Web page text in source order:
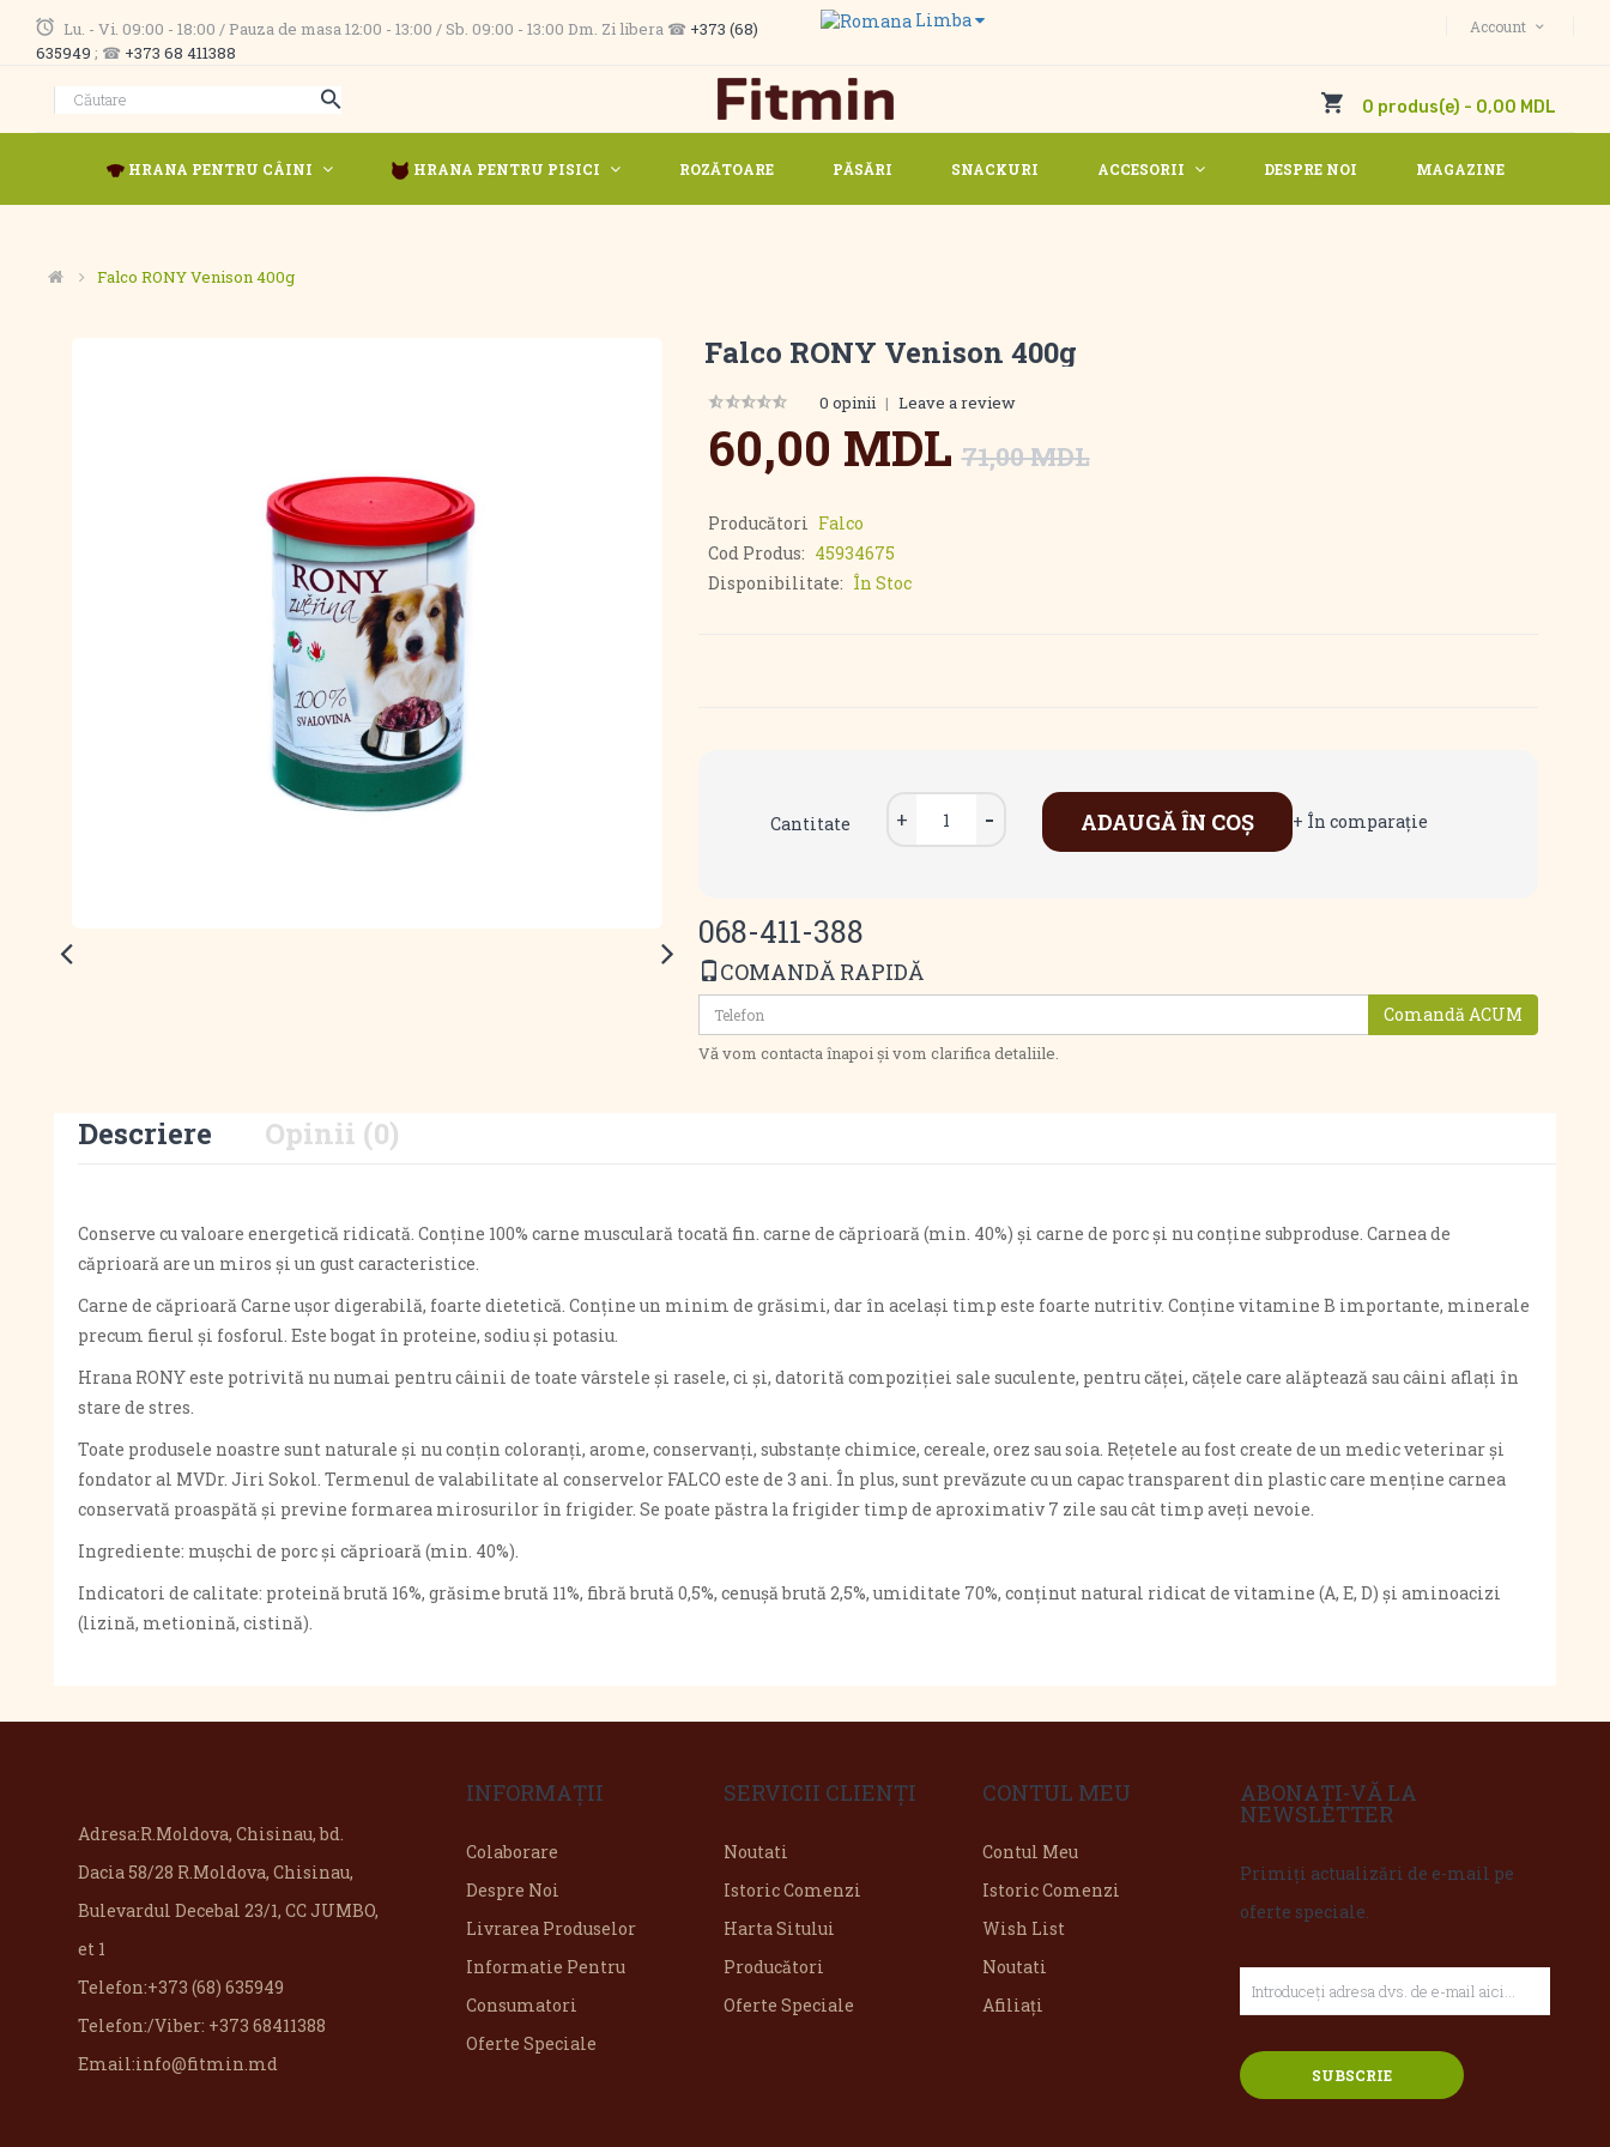
Lu. - Vi. 09:00 - 18:00 / Pauza de masa 12:00 - 13:00 / Sb. 09:00 - 13:00 Dm. Zi libera ☎ +373 (68)
635949 ; ☎ +373 68 411388
Account
Limba
0 produs(e) - 0,00 MDL
HRANA PENTRU CÂINI HRANA PENTRU PISICI ROZĂTOARE PĂSĂRI SNACKURI ACCESORII DESPRE NOI MAGAZINE
Falco RONY Venison 400g
Falco RONY Venison 400g
0 opinii | Leave a review
60,00 MDL 71,00 MDL
Producători Falco
Cod Produs: 45934675
Disponibilitate: În Stoc
Cantitate ADAUGĂ ÎN COŞ + În comparaţie
068-411-388
COMANDĂ RAPIDĂ
Comandă ACUM
Vă vom contacta înapoi și vom clarifica detaliile.
Descriere Opinii (0)
Conserve cu valoare energetică ridicată. Conține 100% carne musculară tocată fin. carne de căprioară (min. 40%) și carne de porc și nu conține subproduse. Carnea de
căprioară are un miros și un gust caracteristice.
Carne de căprioară Carne ușor digerabilă, foarte dietetică. Conține un minim de grăsimi, dar în același timp este foarte nutritiv. Conține vitamine B importante, minerale
precum fierul și fosforul. Este bogat în proteine, sodiu și potasiu.
Hrana RONY este potrivită nu numai pentru câinii de toate vârstele și rasele, ci și, datorită compoziției sale suculente, pentru căței, cățele care alăptează sau câini aflați în
stare de stres.
Toate produsele noastre sunt naturale și nu conțin coloranți, arome, conservanți, substanțe chimice, cereale, orez sau soia. Rețetele au fost create de un medic veterinar și
fondator al MVDr. Jiri Sokol. Termenul de valabilitate al conservelor FALCO este de 3 ani. În plus, sunt prevăzute cu un capac transparent din plastic care menține carnea
conservată proaspătă și previne formarea mirosurilor în frigider. Se poate păstra la frigider timp de aproximativ 7 zile sau cât timp aveți nevoie.
Ingrediente: mușchi de porc și căprioară (min. 40%).
Indicatori de calitate: proteină brută 16%, grăsime brută 11%, fibră brută 0,5%, cenușă brută 2,5%, umiditate 70%, conținut natural ridicat de vitamine (A, E, D) și aminoacizi
(lizină, metionină, cistină).
Adresa:R.Moldova, Chisinau, bd.
Dacia 58/28 R.Moldova, Chisinau,
Bulevardul Decebal 23/1, CC JUMBO,
et 1
Telefon:+373 (68) 635949
Telefon:/Viber: +373 68411388
Email:info@fitmin.md
INFORMAŢII
Colaborare
Despre Noi
Livrarea Produselor
Informatie Pentru
Consumatori
Oferte Speciale
SERVICII CLIENŢI
Noutati
Istoric Comenzi
Harta Sitului
Producători
Oferte Speciale
CONTUL MEU
Contul Meu
Istoric Comenzi
Wish List
Noutati
Afiliaţi
ABONAȚI-VĂ LA
NEWSLETTER
Primiți actualizări de e-mail pe
oferte speciale.
SUBSCRIE